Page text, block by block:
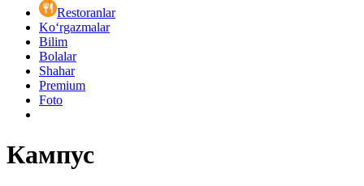
Restoranlar
Ko‘rgazmalar
Bilim
Bolalar
Shahar
Premium
Foto
Кампус